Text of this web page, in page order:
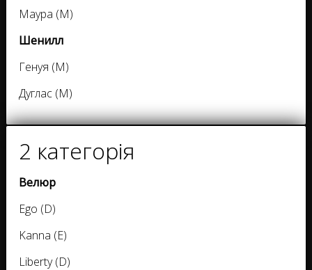
Маура (M)
Шенилл
Генуя (M)
Дуглас (M)
2 категорія
Велюр
Ego (D)
Kanna (E)
Liberty (D)